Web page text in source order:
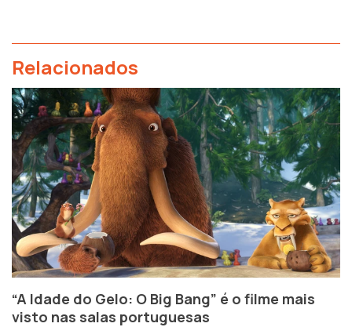
Relacionados
“A Idade do Gelo: O Big Bang” é o filme mais
visto nas salas portuguesas